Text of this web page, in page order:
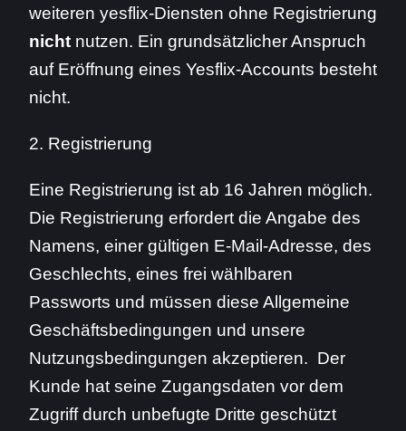
weiteren yesflix-Diensten ohne Registrierung
nicht nutzen. Ein grundsätzlicher Anspruch
auf Eröffnung eines Yesflix-Accounts besteht
nicht.
2. Registrierung
Eine Registrierung ist ab 16 Jahren möglich.
Die Registrierung erfordert die Angabe des
Namens, einer gültigen E-Mail-Adresse, des
Geschlechts, eines frei wählbaren
Passworts und müssen diese Allgemeine
Geschäftsbedingungen und unsere
Nutzungsbedingungen akzeptieren. Der
Kunde hat seine Zugangsdaten vor dem
Zugriff durch unbefugte Dritte geschützt